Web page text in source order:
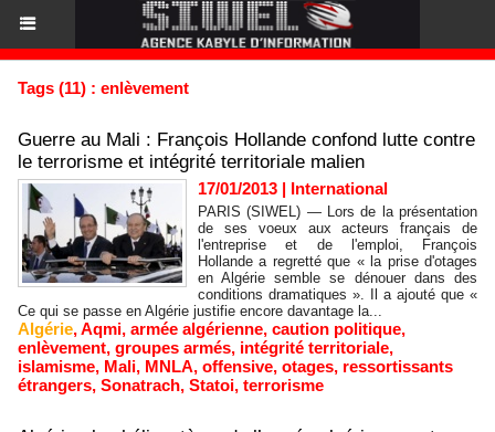
Tags (11) : enlèvement
Guerre au Mali : François Hollande confond lutte contre
le terrorisme et intégrité territoriale malien
17/01/2013 | International
PARIS (SIWEL) — Lors de la présentation
de ses voeux aux acteurs français de
l'entreprise et de l'emploi, François
Hollande a regretté que « la prise d'otages
en Algérie semble se dénouer dans des
conditions dramatiques ». Il a ajouté que «
Ce qui se passe en Algérie justifie encore davantage la...
Algérie,Aqmi, armée algérienne, caution politique,
enlèvement, groupes armés, intégrité territoriale,
islamisme, Mali, MNLA, offensive, otages, ressortissants
étrangers, Sonatrach, Statoi, terrorisme